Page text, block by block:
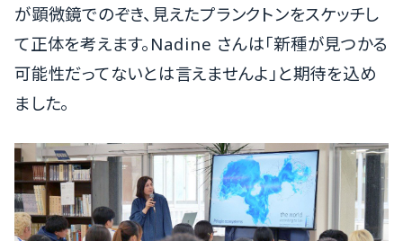
が顕微鏡でのぞき、見えたプランクトンをスケッチし
て正体を考えます。Nadine さんは「新種が見つかる
可能性だってないとは言えませんよ」と期待を込め
ました。